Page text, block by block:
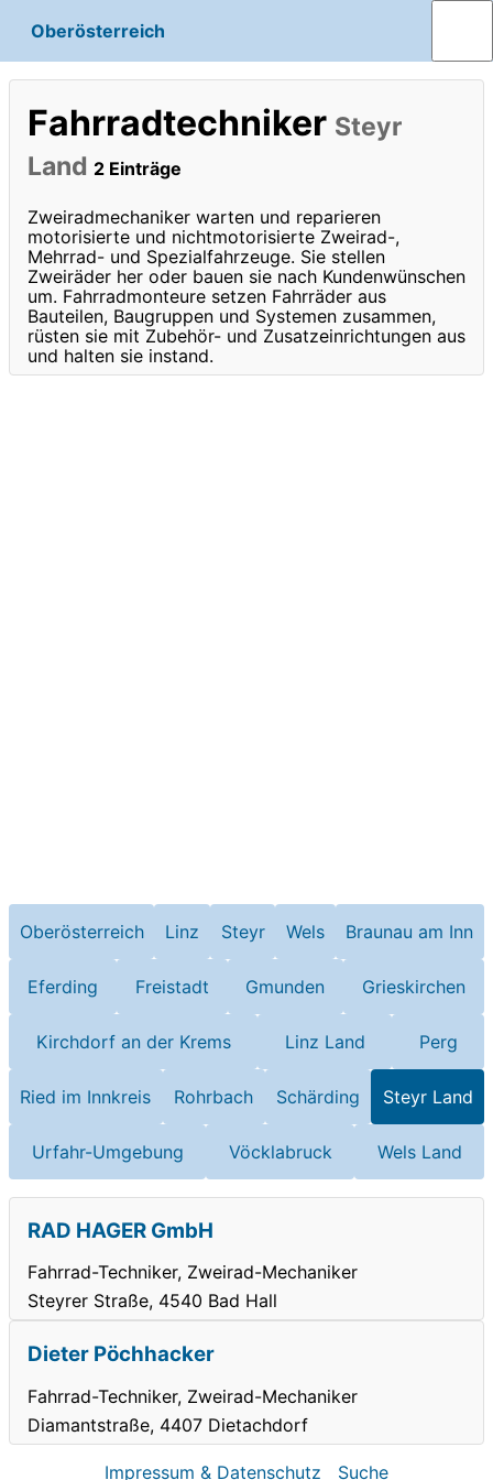
Oberösterreich
Fahrradtechniker Steyr
Land 2 Einträge
Zweiradmechaniker warten und reparieren
motorisierte und nichtmotorisierte Zweirad-,
Mehrrad- und Spezialfahrzeuge. Sie stellen
Zweiräder her oder bauen sie nach Kundenwünschen
um. Fahrradmonteure setzen Fahrräder aus
Bauteilen, Baugruppen und Systemen zusammen,
rüsten sie mit Zubehör- und Zusatzeinrichtungen aus
und halten sie instand.
Oberösterreich Linz Steyr Wels Braunau am Inn
Eferding Freistadt Gmunden Grieskirchen
Kirchdorf an der Krems Linz Land Perg
Ried im Innkreis Rohrbach Schärding Steyr Land
Urfahr-Umgebung Vöcklabruck Wels Land
RAD HAGER GmbH
Fahrrad-Techniker, Zweirad-Mechaniker
Steyrer Straße, 4540 Bad Hall
Dieter Pöchhacker
Fahrrad-Techniker, Zweirad-Mechaniker
Diamantstraße, 4407 Dietachdorf
Impressum & Datenschutz Suche